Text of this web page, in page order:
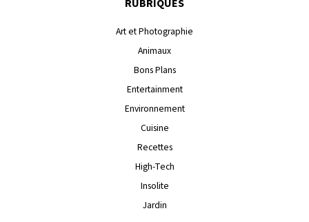
RUBRIQUES
Art et Photographie
Animaux
Bons Plans
Entertainment
Environnement
Cuisine
Recettes
High-Tech
Insolite
Jardin